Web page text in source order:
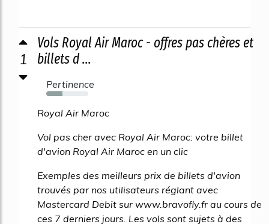
1
Vols Royal Air Maroc - offres pas chères et
billets d ...
Pertinence
39%
Royal Air Maroc
Vol pas cher avec Royal Air Maroc: votre billet
d'avion Royal Air Maroc en un clic
Exemples des meilleurs prix de billets d'avion
trouvés par nos utilisateurs réglant avec
Mastercard Debit sur www.bravofly.fr au cours de
ces 7 derniers jours. Les vols sont sujets à des